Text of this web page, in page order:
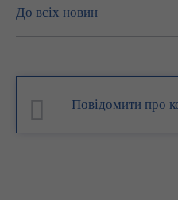
До всіх новин
Повідомити про